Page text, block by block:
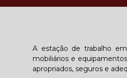
A estação de trabalho
mobiliários e
apropriados, seguros e